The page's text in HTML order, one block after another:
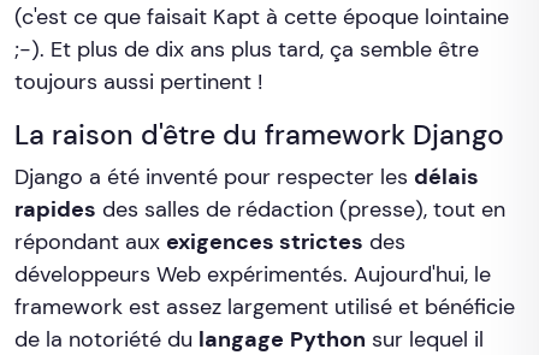
(c'est ce que faisait Kapt à cette époque lointaine
;-). Et plus de dix ans plus tard, ça semble être
toujours aussi pertinent !
La raison d'être du framework Django
Django a été inventé pour respecter les délais
rapides des salles de rédaction (presse), tout en
répondant aux exigences strictes des
développeurs Web expérimentés. Aujourd'hui, le
framework est assez largement utilisé et bénéficie
de la notoriété du langage Python sur lequel il